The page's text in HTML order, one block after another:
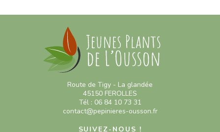
Route de Tigy - La glandée
45150 FEROLLES
Tél : 06 84 10 73 31
contact@pepinieres-ousson.fr
SUIVEZ-NOUS !